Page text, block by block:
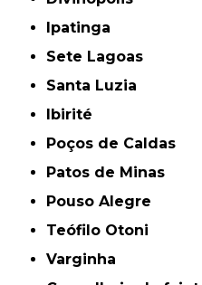
Ipatinga
Sete Lagoas
Santa Luzia
Ibirité
Poços de Caldas
Patos de Minas
Pouso Alegre
Teófilo Otoni
Varginha